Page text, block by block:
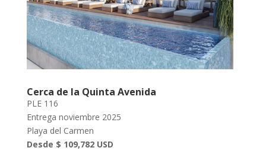
Cerca de la Quinta Avenida
PLE 116
Entrega noviembre 2025
Playa del Carmen
Desde $ 109,782 USD